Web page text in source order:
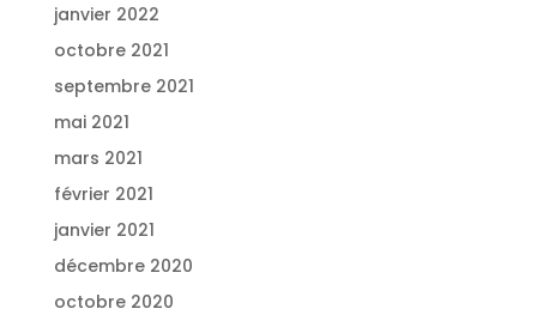
janvier 2022
octobre 2021
septembre 2021
mai 2021
mars 2021
février 2021
janvier 2021
décembre 2020
octobre 2020